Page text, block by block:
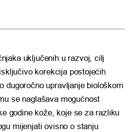
uključenih u razvoj, cilj
korekcija postojećih
dugoročno upravljanje biološkom
se naglašava mogućnost
godine kože, koje se za razliku
mijenjati ovisno o stanju